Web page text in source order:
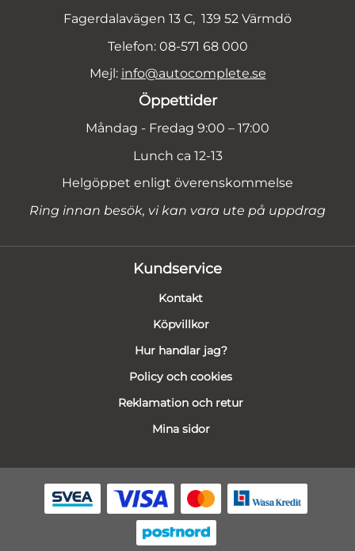
Fagerdalavägen 13 C, 139 52 Värmdö
Telefon: 08-571 68 000
Mejl: info@autocomplete.se
Öppettider
Måndag - Fredag 9:00 – 17:00
Lunch ca 12-13
Helgöppet enligt överenskommelse
Ring innan besök, vi kan vara ute på uppdrag
Kundservice
Kontakt
Köpvillkor
Hur handlar jag?
Policy och cookies
Reklamation och retur
Mina sidor